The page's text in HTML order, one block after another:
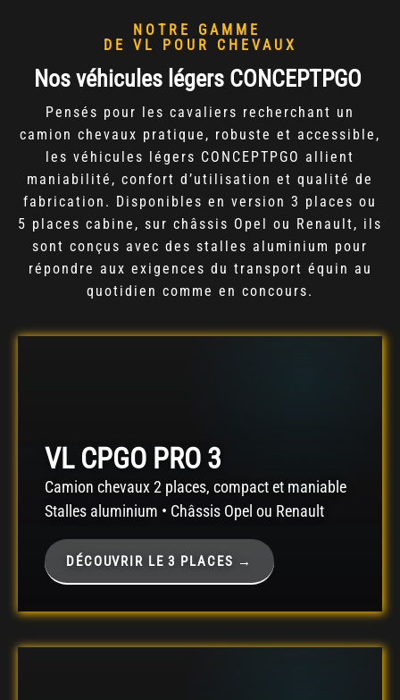
NOTRE GAMME
DE VL POUR CHEVAUX
Nos véhicules légers CONCEPTPGO
Pensés pour les cavaliers recherchant un
camion chevaux pratique, robuste et accessible,
les véhicules légers CONCEPTPGO allient
maniabilité, confort d’utilisation et qualité de
fabrication. Disponibles en version 3 places ou
5 places cabine, sur châssis Opel ou Renault, ils
sont conçus avec des stalles aluminium pour
répondre aux exigences du transport équin au
quotidien comme en concours.
VL CPGO PRO 3
Camion chevaux 2 places, compact et maniable
Stalles aluminium • Châssis Opel ou Renault
DÉCOUVRIR LE 3 PLACES →